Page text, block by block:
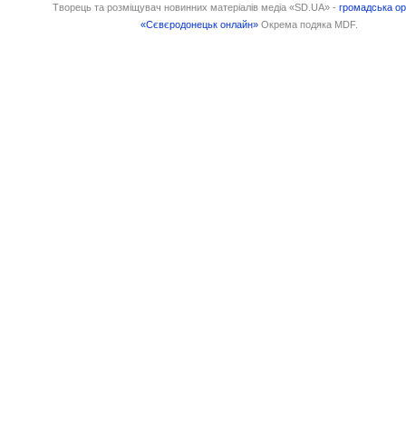
Творець та розміщувач новинних матеріалів медіа «SD.UA» -громадська
«Сєвєродонецьк онлайн» Окрема подяка MDF.